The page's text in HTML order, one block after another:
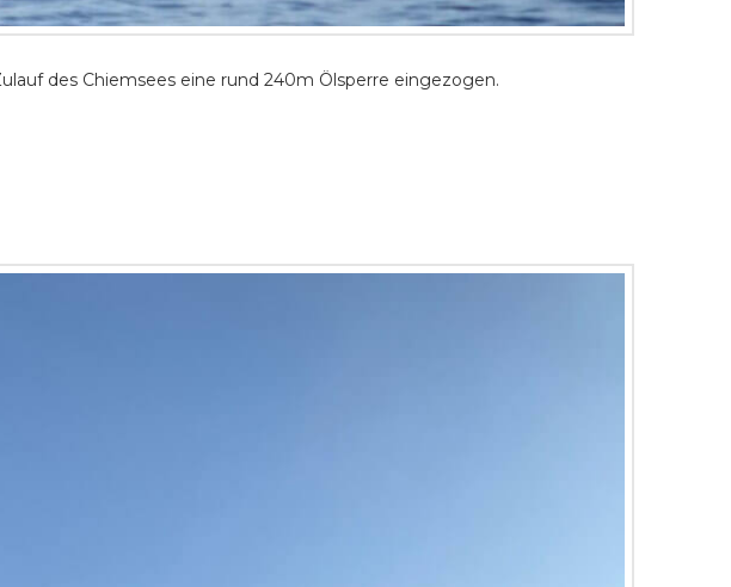
des Chiemsees eine rund 240m Ölsperre eingezogen.